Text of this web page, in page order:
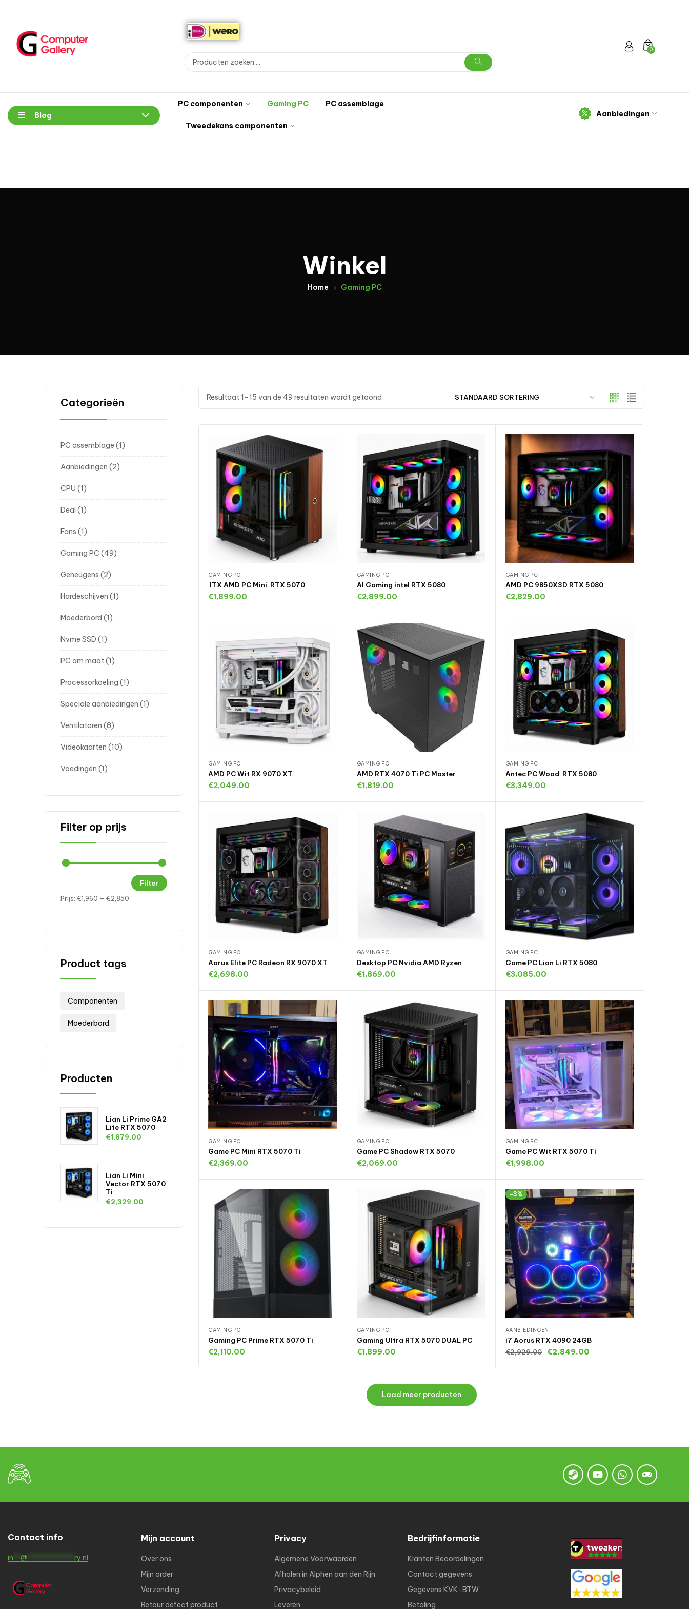
0
Blog
PC componenten Gaming PC PC assemblage
Tweedekans componenten
Aanbiedingen
Winkel
Home Gaming PC
Categorieën
PC assemblage 1
Aanbiedingen 2
CPU 1
Deal 1
Fans 1
Gaming PC 49
Geheugens 2
Hardeschijven 1
Moederbord 1
Nvme SSD 1
PC om maat 1
Processorkoeling 1
Speciale aanbiedingen 1
Ventilatoren 8
Videokaarten 10
Voedingen 1
Filter op prijs
Filter
Prijs: €1,960 — €2,850
Product tags
Componenten
Moederbord
Producten
Lian Li Prime GA2
Lite RTX 5070
€1,879.00
Lian Li Mini
Vector RTX 5070
Ti
€2,329.00
Resultaat 1–15 van de 49 resultaten wordt getoond
GAMING PC
ITX AMD PC Mini RTX 5070
€1,899.00
Toevoegen aan winkelwagen
GAMING PC
AI Gaming intel RTX 5080
€2,899.00
Toevoegen aan winkelwagen
GAMING PC
AMD PC 9850X3D RTX 5080
€2,829.00
Toevoegen aan winkelwagen
GAMING PC
AMD PC Wit RX 9070 XT
€2,049.00
Toevoegen aan winkelwagen
GAMING PC
AMD RTX 4070 Ti PC Master
€1,819.00
Uitverkocht
GAMING PC
Antec PC Wood RTX 5080
€3,349.00
Toevoegen aan winkelwagen
GAMING PC
Aorus Elite PC Radeon RX 9070 XT
€2,698.00
Toevoegen aan winkelwagen
GAMING PC
Desktop PC Nvidia AMD Ryzen
€1,869.00
Toevoegen aan winkelwagen
GAMING PC
Game PC Lian Li RTX 5080
€3,085.00
Uitverkocht
GAMING PC
Game PC Mini RTX 5070 Ti
€2,369.00
Toevoegen aan winkelwagen
GAMING PC
Game PC Shadow RTX 5070
€2,069.00
Toevoegen aan winkelwagen
GAMING PC
Game PC Wit RTX 5070 Ti
€1,998.00
Uitverkocht
GAMING PC
Gaming PC Prime RTX 5070 Ti
€2,110.00
Uitverkocht
GAMING PC
Gaming Ultra RTX 5070 DUAL PC
€1,899.00
Toevoegen aan winkelwagen
-3%
AANBIEDINGEN
i7 Aorus RTX 4090 24GB
€2,929.00 €2,849.00
Uitverkocht
Laad meer producten
Contact info
in @ ry.nl
Mijn account
Over ons
Mijn order
Verzending
Retour defect product
Privacy
Algemene Voorwaarden
Afhalen in Alphen aan den Rijn
Privacybeleid
Leveren
Bedrijfinformatie
Klanten Beoordelingen
Contact gegevens
Gegevens KVK-BTW
Betaling